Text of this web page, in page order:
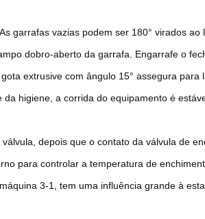
garrafas vazias podem ser 180° virados
dobro-aberto da garrafa. Engarrafe o
extrusive com ângulo 15° assegura
higiene, a corrida do equipamento é
depois que o contato da válvula de
para controlar a temperatura de
3-1, tem uma influência grande à